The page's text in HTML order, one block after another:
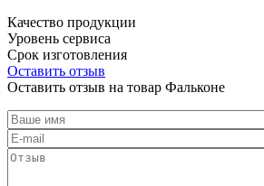
Качество продукции
Уровень сервиса
Срок изготовления
Оставить отзыв
Оставить отзыв на товар Фальконе